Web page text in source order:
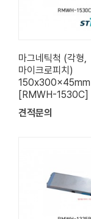
마그네틱척 (각형,
마이크로피치)
150x300x45mm
[RMWH-1530C]
견적문의